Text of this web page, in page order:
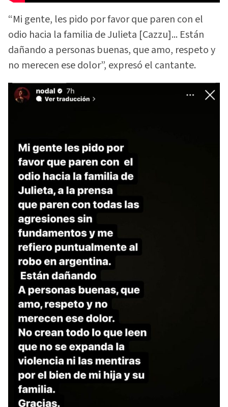
“Mi gente, les pido por favor que paren con el
odio hacia la familia de Julieta [Cazzu]... Están
dañando a personas buenas, que amo, respeto y
no merecen ese dolor”, expresó el cantante.